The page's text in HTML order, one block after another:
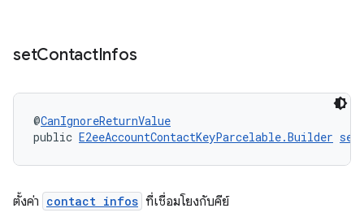
setContactInfos
@CanIgnoreReturnValue
public E2eeAccountContactKeyParcelable.Builder
ตั้งค่า contact infos ที่เชื่อมโยงกับคีย์